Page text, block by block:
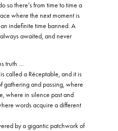
so there’s from time to time a
where the next moment is
indefinite time banned. A
awaited, and never
truth …
called a Réceptable, and it is
gathering and passing, where
where in silence past and
words acquire a different
by a gigantic patchwork of